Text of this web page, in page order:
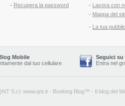
- Recupera la password
- Lavora con
- Mappa del
- La tua
Mobile
dal tuo cellulare
Seguici su
Entra nel
S.r.l. www.qnt.it - Booking Blog™ - Il blog del